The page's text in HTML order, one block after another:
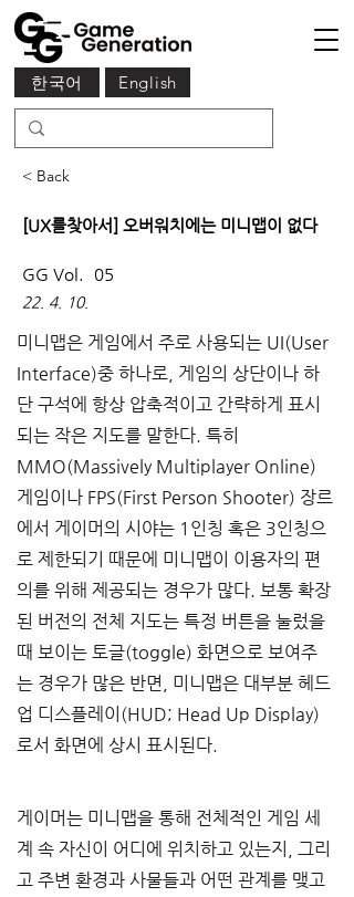
English
한국어
< Back
[UX를찾아서] 오버워치에는 미니맵이 없다
GG Vol. 05
22. 4. 10.
미니맵은 게임에서 주로 사용되는 UI(User
Interface)중 하나로, 게임의 상단이나 하
단 구석에 항상 압축적이고 간략하게 표시
되는 작은 지도를 말한다. 특히
MMO(Massively Multiplayer Online)
게임이나 FPS(First Person Shooter) 장르
에서 게이머의 시야는 1인칭 혹은 3인칭으
로 제한되기 때문에 미니맵이 이용자의 편
의를 위해 제공되는 경우가 많다. 보통 확장
된 버전의 전체 지도는 특정 버튼을 눌렀을
때 보이는 토글(toggle) 화면으로 보여주
는 경우가 많은 반면, 미니맵은 대부분 헤드
업 디스플레이(HUD; Head Up Display)
로서 화면에 상시 표시된다.
게이머는 미니맵을 통해 전체적인 게임 세
계 속 자신이 어디에 위치하고 있는지, 그리
고 주변 환경과 사물들과 어떤 관계를 맺고